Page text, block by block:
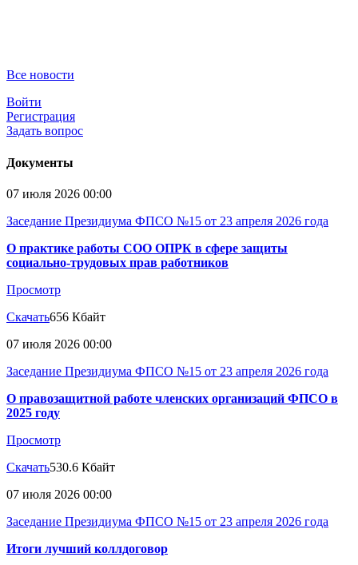
Все новости
Войти
Регистрация
Задать вопрос
Документы
07 июля 2026 00:00
Заседание Президиума ФПСО №15 от 23 апреля 2026 года
О практике работы СОО ОПРК в сфере защиты
социально-трудовых прав работников
Просмотр
Скачать656 Кбайт
07 июля 2026 00:00
Заседание Президиума ФПСО №15 от 23 апреля 2026 года
О правозащитной работе членских организаций ФПСО в
2025 году
Просмотр
Скачать530.6 Кбайт
07 июля 2026 00:00
Заседание Президиума ФПСО №15 от 23 апреля 2026 года
Итоги лучший коллдоговор